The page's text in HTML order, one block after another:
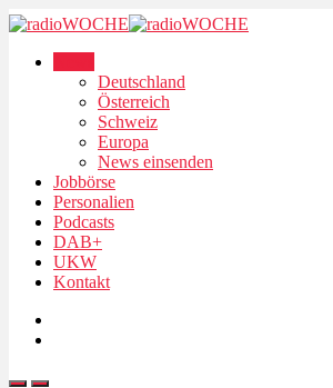
Deutschland
Österreich
Schweiz
Europa
News einsenden
Jobbörse
Personalien
Podcasts
DAB+
UKW
Kontakt